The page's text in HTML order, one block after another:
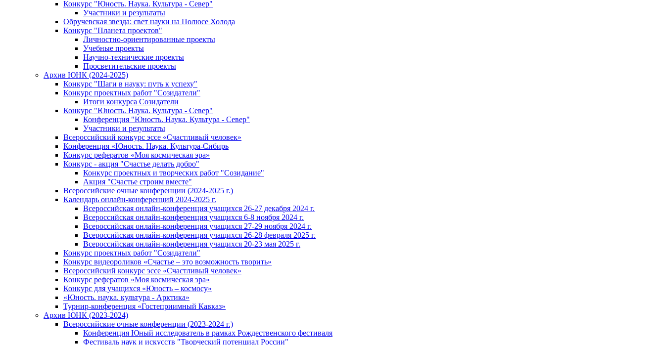
Конкурс "Юность. Наука. Культура - Север"
Участники и результаты
Обручевская звезда: свет науки на Полюсе Холода
Конкурс "Планета проектов"
Личностно-ориентированные проекты
Учебные проекты
Научно-технические проекты
Просветительские проекты
Архив ЮНК (2024-2025)
Конкурс "Шаги в науку: путь к успеху"
Конкурс проектных работ "Созидатели"
Итоги конкурса Созидатели
Конкурс "Юность. Наука. Культура - Север"
Конференция "Юность. Наука. Культура - Север"
Участники и результаты
Всероссийский конкурс эссе «Счастливый человек»
Конференция «Юность. Наука. Культура-Сибирь
Конкурс рефератов «Моя космическая эра»
Конкурс - акция "Счастье делать добро"
Конкурс проектных и творческих работ "Созидание"
Акция "Счастье строим вместе"
Всероссийские очные конференции (2024-2025 г.)
Календарь онлайн-конференций 2024-2025 г.
Всероссийская онлайн-конференция учащихся 26-27 декабря 2024 г.
Всероссийская онлайн-конференция учащихся 6-8 ноября 2024 г.
Всероссийская онлайн-конференция учащихся 27-29 ноября 2024 г.
Всероссийская онлайн-конференция учащихся 26-28 февраля 2025 г.
Всероссийская онлайн-конференция учащихся 20-23 мая 2025 г.
Конкурс проектных работ "Созидатели"
Конкурс видеороликов «Счастье – это возможность творить»
Всероссийский конкурс эссе «Счастливый человек»
Конкурс рефератов «Моя космическая эра»
Конкурс для учащихся «Юность – космосу»
«Юность. наука. культура - Арктика»
Турнир-конференция «Гостеприимный Кавказ»
Архив ЮНК (2023-2024)
Всероссийские очные конференции (2023-2024 г.)
Конференция Юный исследователь в рамках Рождественского фестиваля
Фестиваль наук и искусств "Творческий потенциал России"